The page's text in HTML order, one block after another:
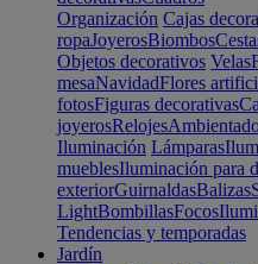
Organización Cajas
ropaJoyerosBiombos
Objetos decorativos Velas
mesaNavidadFlores
fotosFiguras decorativas
joyerosRelojes
Iluminación Lámparas
mueblesIluminación para
exteriorGuirnaldasBalizas
LightBombillasFocos
Tendencias y temporadas
Jardín